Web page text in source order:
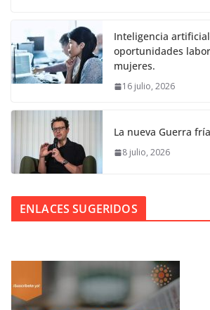
Inteligencia
oportunidades
mujeres.
16 julio, 2026
La nueva Guerra
8 julio, 2026
ENLACES SUGERIDOS